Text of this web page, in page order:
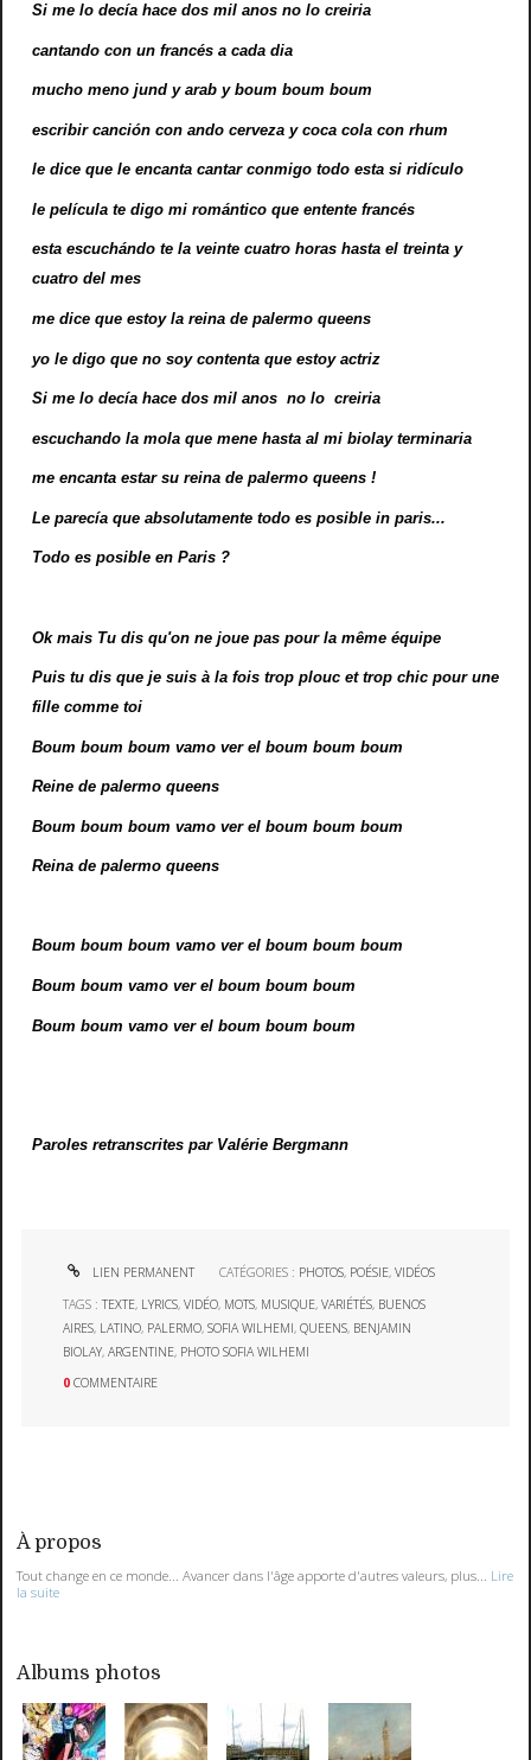
Si me lo decía hace dos mil anos no lo creiria
cantando con un francés a cada dia
mucho meno jund y arab y boum boum boum
escribir canción con ando cerveza y coca cola con rhum
le dice que le encanta cantar conmigo todo esta si ridículo
le película te digo mi romántico que entente francés
esta escuchándo te la veinte cuatro horas hasta el treinta y
cuatro del mes
me dice que estoy la reina de palermo queens
yo le digo que no soy contenta que estoy actriz
Si me lo decía hace dos mil anos no lo creiria
escuchando la mola que mene hasta al mi biolay terminaria
me encanta estar su reina de palermo queens !
Le parecía que absolutamente todo es posible in paris...
Todo es posible en Paris ?
Ok mais Tu dis qu'on ne joue pas pour la même équipe
Puis tu dis que je suis à la fois trop plouc et trop chic pour une
fille comme toi
Boum boum boum vamo ver el boum boum boum
Reine de palermo queens
Boum boum boum vamo ver el boum boum boum
Reina de palermo queens
Boum boum boum vamo ver el boum boum boum
Boum boum vamo ver el boum boum boum
Boum boum vamo ver el boum boum boum
Paroles retranscrites par Valérie Bergmann
LIEN PERMANENT CATÉGORIES : PHOTOS, POÉSIE,VIDÉOS
TAGS :TEXTE, LYRICS,VIDÉO, MOTS, MUSIQUE,VARIÉTÉS, BUENOS
AIRES, LATINO, PALERMO,SOFIA WILHEMI,QUEENS, BENJAMIN
BIOLAY,ARGENTINE, PHOTO SOFIA WILHEMI
0 COMMENTAIRE
À propos
Tout change en ce monde... Avancer dans l'âge apporte d'autres valeurs, plus...
Lire
la suite
Albums photos